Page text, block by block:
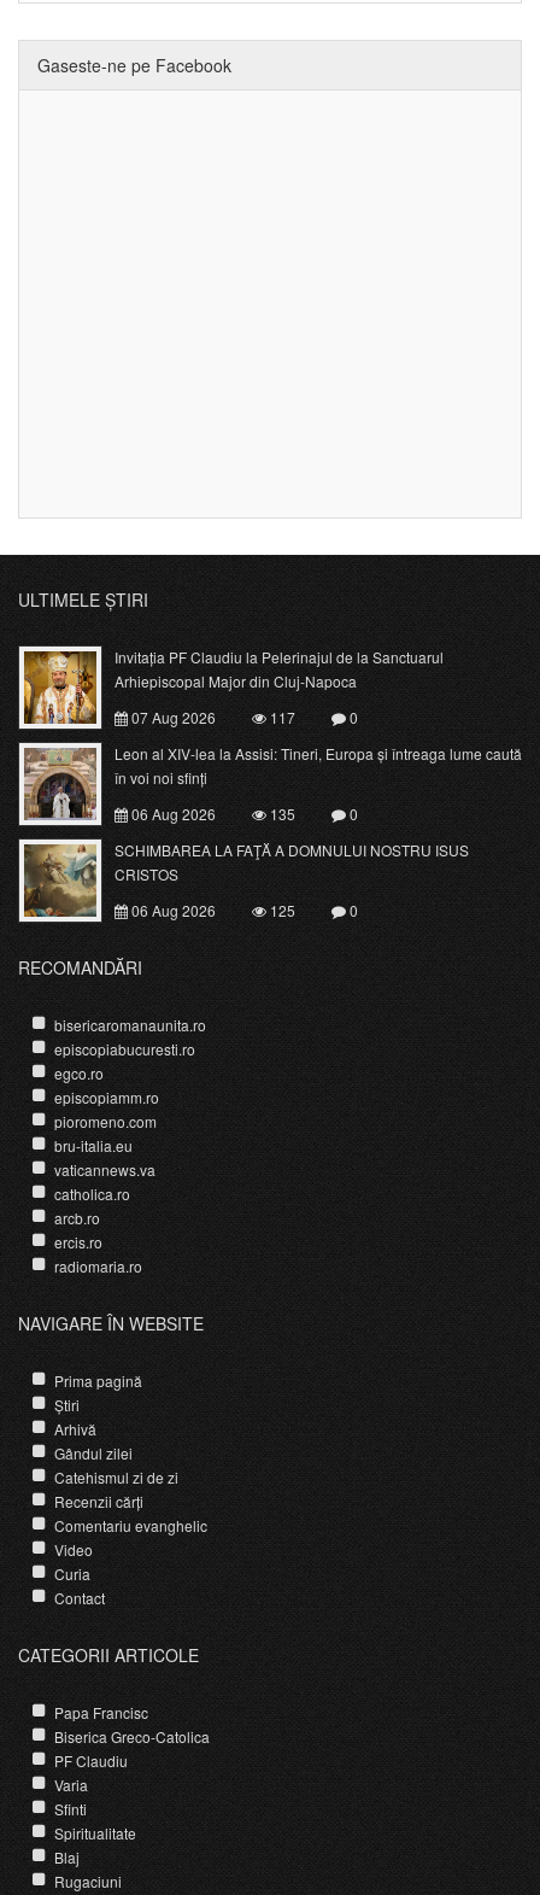
Gaseste-ne pe Facebook
ULTIMELE ȘTIRI
Invitația PF Claudiu la Pelerinajul de la Sanctuarul
Arhiepiscopal Major din Cluj-Napoca
07 Aug 2026
117
0
Leon al XIV-lea la Assisi: Tineri, Europa și întreaga lume caută
în voi noi sfinți
06 Aug 2026
135
0
SCHIMBAREA LA FAŢĂ A DOMNULUI NOSTRU ISUS
CRISTOS
06 Aug 2026
125 0
RECOMANDĂRI
bisericaromanaunita.ro
episcopiabucuresti.ro
egco.ro
episcopiamm.ro
pioromeno.com
bru-italia.eu
vaticannews.va
catholica.ro
arcb.ro
ercis.ro
radiomaria.ro
NAVIGARE ÎN WEBSITE
Prima pagină
Știri
Arhivă
Gândul zilei
Catehismul zi de zi
Recenzii cărți
Comentariu evanghelic
Video
Curia
Contact
CATEGORII ARTICOLE
Papa Francisc
Biserica Greco-Catolica
PF Claudiu
Varia
Sfinti
Spiritualitate
Blaj
Rugaciuni